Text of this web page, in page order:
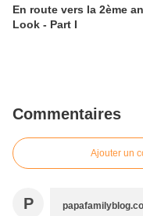
En route vers la 2ème
Look - Part I
Commentaires
Ajouter un
P